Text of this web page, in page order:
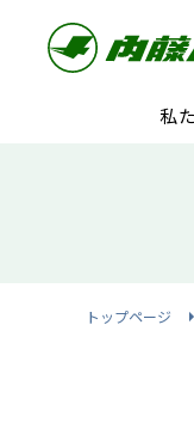
私
トップページ